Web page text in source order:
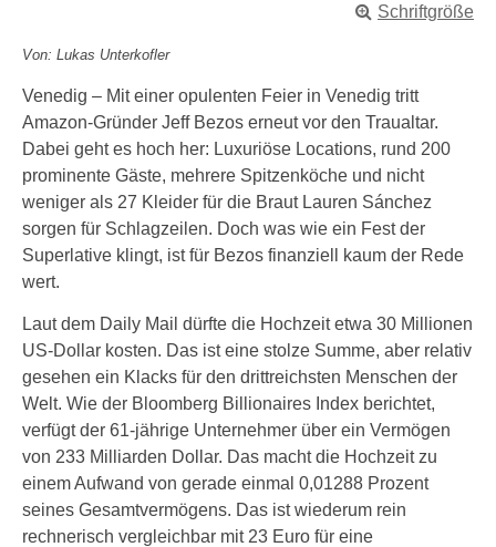
Schriftgröße
Von: Lukas Unterkofler
Venedig – Mit einer opulenten Feier in Venedig tritt
Amazon-Gründer Jeff Bezos erneut vor den Traualtar.
Dabei geht es hoch her: Luxuriöse Locations, rund 200
prominente Gäste, mehrere Spitzenköche und nicht
weniger als 27 Kleider für die Braut Lauren Sánchez
sorgen für Schlagzeilen. Doch was wie ein Fest der
Superlative klingt, ist für Bezos finanziell kaum der Rede
wert.
Laut dem Daily Mail dürfte die Hochzeit etwa 30 Millionen
US-Dollar kosten. Das ist eine stolze Summe, aber relativ
gesehen ein Klacks für den drittreichsten Menschen der
Welt. Wie der Bloomberg Billionaires Index berichtet,
verfügt der 61-jährige Unternehmer über ein Vermögen
von 233 Milliarden Dollar. Das macht die Hochzeit zu
einem Aufwand von gerade einmal 0,01288 Prozent
seines Gesamtvermögens. Das ist wiederum rein
rechnerisch vergleichbar mit 23 Euro für eine